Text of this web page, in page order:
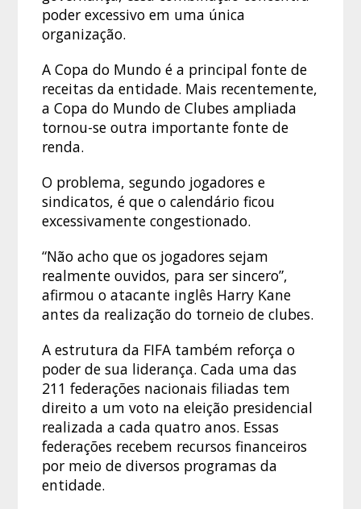
poder excessivo em uma única
organização.
A Copa do Mundo é a principal fonte de
receitas da entidade. Mais recentemente,
a Copa do Mundo de Clubes ampliada
tornou-se outra importante fonte de
renda.
O problema, segundo jogadores e
sindicatos, é que o calendário ficou
excessivamente congestionado.
“Não acho que os jogadores sejam
realmente ouvidos, para ser sincero”,
afirmou o atacante inglês Harry Kane
antes da realização do torneio de clubes.
A estrutura da FIFA também reforça o
poder de sua liderança. Cada uma das
211 federações nacionais filiadas tem
direito a um voto na eleição presidencial
realizada a cada quatro anos. Essas
federações recebem recursos financeiros
por meio de diversos programas da
entidade.